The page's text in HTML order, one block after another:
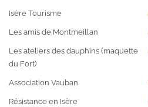
Isère Tourisme
Les amis de Montmeillan
Les ateliers des dauphins (maquette
du Fort)
Association Vauban
Résistance en Isère